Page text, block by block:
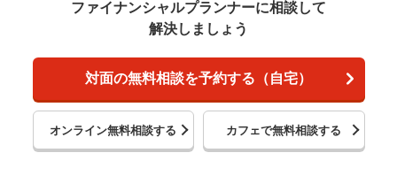
ファイナンシャルプランナーに相談して
解決しましょう
対面の無料相談を予約する（自宅）
オンライン無料相談する カフェで無料相談する